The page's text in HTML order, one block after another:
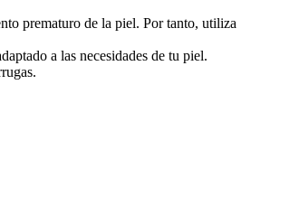
prematuro de la piel. Por tanto, utiliza
a las necesidades de tu piel.